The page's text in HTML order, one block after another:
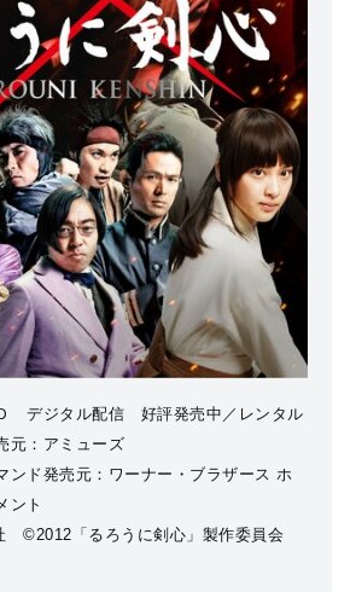
デジタル配信 好評発売中／レンタル
：アミューズ
ンド発売元：ワーナー・ブラザース ホ
ント
©2012「るろうに剣心」製作委員会